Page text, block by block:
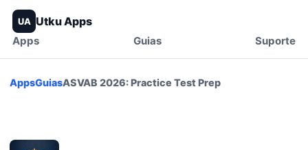
UA Utku Apps
Apps Guias Suporte
AppsGuiasASVAB 2026: Practice Test Prep